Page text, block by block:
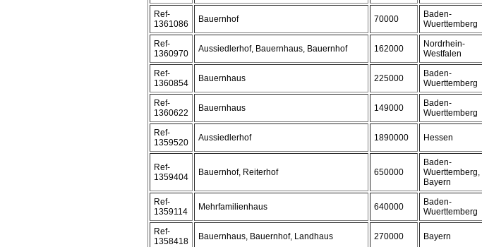
Ref-
1361086
Bauernhof 70000
Baden-
Wuerttemberg
Ref-
1360970
Aussiedlerhof, Bauernhaus, Bauernhof 162000
Nordrhein-
Westfalen
Ref-
1360854
Bauernhaus 225000
Baden-
Wuerttemberg
Ref-
1360622
Bauernhaus 149000
Baden-
Wuerttemberg
Ref-
1359520
Aussiedlerhof 1890000 Hessen
Ref-
1359404
Bauernhof, Reiterhof 650000
Baden-
Wuerttemberg,
Bayern
Ref-
1359114
Mehrfamilienhaus 640000
Baden-
Wuerttemberg
Ref-
1358418
Bauernhaus, Bauernhof, Landhaus 270000 Bayern